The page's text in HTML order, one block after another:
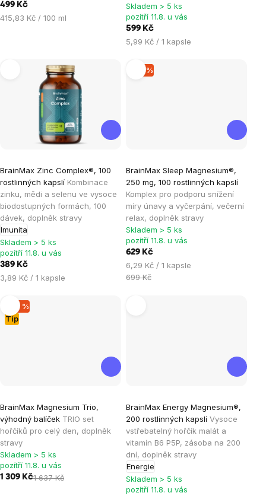
499 Kč
Měrná
415,83 Kč / 100 ml
Skladem > 5 ks
pozítří 11.8. u vás
599 Kč
Měrná
5,99 Kč / 1 kapsle
BrainMax Zinc Complex®, 100
rostlinných kapslí Kombinace
zinku, mědi a selenu ve vysoce
biodostupných formách, 100
dávek, doplněk stravy
Imunita
hodnocení
produktu
je
4,9
z
5
hvězdiček.
Skladem > 5 ks
pozítří 11.8. u vás
389 Kč
Měrná
3,89 Kč / 1 kapsle
–10 %
BrainMax Sleep Magnesium®,
250 mg, 100 rostlinných kapslí
Komplex pro podporu snížení
míry únavy a vyčerpání, večerní
relax, doplněk stravy
hodnocení
produktu
je
4,8
z
5
hvězdiček.
Skladem > 5 ks
pozítří 11.8. u vás
629 Kč
Měrná
cena:
6,29 Kč / 1 kapsle
699 Kč
Tip
–20 %
BrainMax Magnesium Trio,
výhodný balíček TRIO set
hořčíků pro celý den, doplněk
stravy
hodnocení
produktu
je
5,0
z
Skladem > 5 ks
pozítří 11.8. u vás
1 309 Kč1 637 Kč
BrainMax Energy Magnesium®,
200 rostlinných kapslí Vysoce
vstřebatelný hořčík malát a
vitamín B6 P5P, zásoba na 200
dní, doplněk stravy
Energie
hodnocení
produktu
je
4,9
z
5
Skladem > 5 ks
pozítří 11.8. u vás